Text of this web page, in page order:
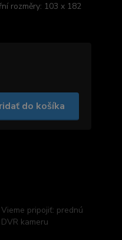
rozměry: 103 x 182
do košíka
Vieme pripojiť: prednú
DVR kameru